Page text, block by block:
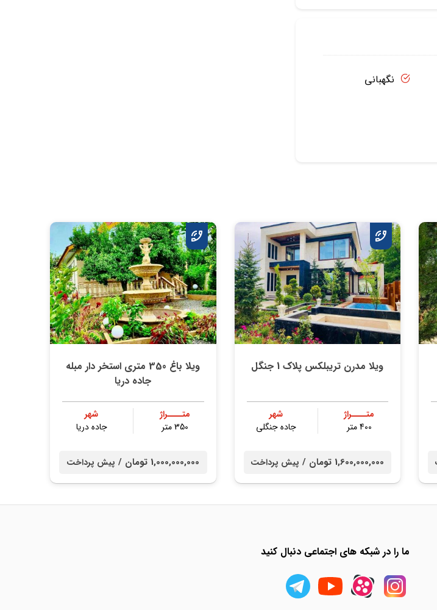
نگهبانی
ویلا مدرن تریبلکس پلاک 1 جنگل
متــــراژ
400 متر
شهر
جاده جنگلی
1,600,000,000 تومان / پیش پرداخت
ویلا باغ 350 متری استخر دار مبله
جاده دریا
متــــراژ
350 متر
شهر
جاده دریا
1,000,000,000 تومان / پیش پرداخت
ما را در شبکه های اجتماعی دنبال کنید